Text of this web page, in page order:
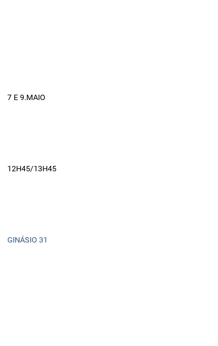
7 E 9.MAIO
12H45/13H45
GINÁSIO 31